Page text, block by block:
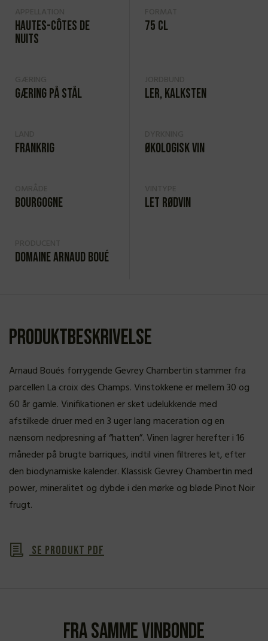
Hautes-Côtes de
Nuits
75 cl
Gæring på stål Ler, kalksten
Frankrig Økologisk vin
Bourgogne Let rødvin
Domaine Arnaud Boué
Produktbeskrivelse
Arnaud Boués forrygende Gevrey Chambertin stammer fra
parcellen La croix des Champs. Vinstokkene er mellem 30 og
60 år gamle. Vinifikationen er sket udelukkende med
afstilkede druer med en 3 uger lang maceration og en
nænsom nedpresning af “hatten”. Vinen lagrer herefter i 16
måneder på brugte barriques, indtil vinen filtreres let, efter
den biodynamiske kalender. Klassisk Gevrey Chambertin med
power, mineralitet og dybde i den mørke og bløde Pinot Noir
frugt.
Se produkt PDF
Fra samme vinbonde